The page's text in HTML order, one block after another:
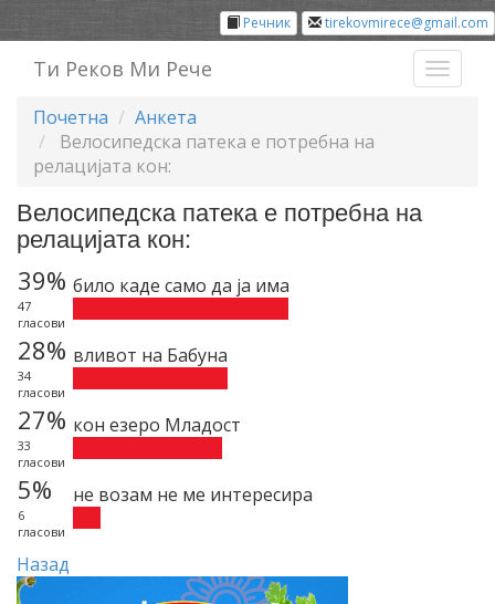
tirekovmirece@gmail.com
Речник
Toggle
Ти Реков Ми Рече
Почетна
Анкета
Велосипедска патека е потребна на
релацијата кон:
Велосипедска патека е потребна на
релацијата кон:
39%
47
гласови
било каде само да ја има
28%
34
гласови
вливот на Бабуна
27%
33
гласови
кон езеро Младост
5%
6
гласови
не возам не ме интересира
Назад